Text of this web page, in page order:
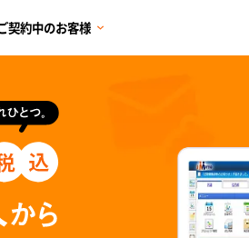
契約中のお客様